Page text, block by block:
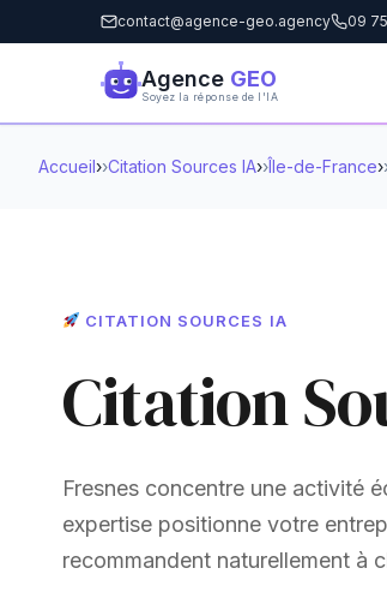
contact@agence-geo.agency 09
Agence GEO
Soyez la réponse de l'IA
Accueil› Citation Sources IA› Île-de-France›
CITATION SOURCES IA
Citation
Fresnes concentre une activité
expertise positionne votre
recommandent naturellement à